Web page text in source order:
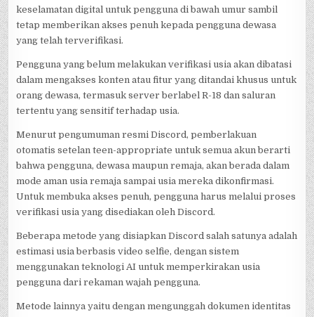
keselamatan digital untuk pengguna di bawah umur sambil
tetap memberikan akses penuh kepada pengguna dewasa
yang telah terverifikasi.
Pengguna yang belum melakukan verifikasi usia akan dibatasi
dalam mengakses konten atau fitur yang ditandai khusus untuk
orang dewasa, termasuk server berlabel R-18 dan saluran
tertentu yang sensitif terhadap usia.
Menurut pengumuman resmi Discord, pemberlakuan
otomatis setelan teen-appropriate untuk semua akun berarti
bahwa pengguna, dewasa maupun remaja, akan berada dalam
mode aman usia remaja sampai usia mereka dikonfirmasi.
Untuk membuka akses penuh, pengguna harus melalui proses
verifikasi usia yang disediakan oleh Discord.
Beberapa metode yang disiapkan Discord salah satunya adalah
estimasi usia berbasis video selfie, dengan sistem
menggunakan teknologi AI untuk memperkirakan usia
pengguna dari rekaman wajah pengguna.
Metode lainnya yaitu dengan mengunggah dokumen identitas